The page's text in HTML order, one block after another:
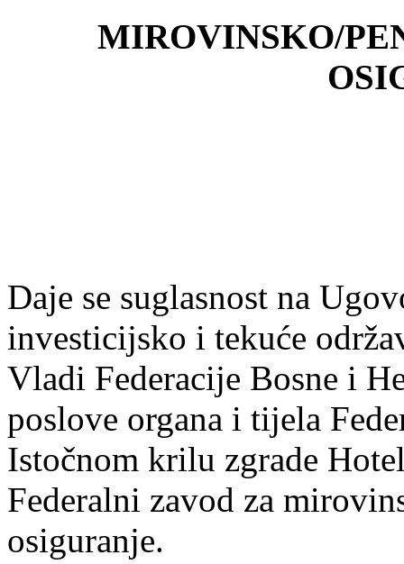
MIROVINSKO/
Daje se suglasnost na
investicijsko i tekuće
Vladi Federacije Bosne i
poslove organa i tijela
Istočnom krilu zgrade
Federalni zavod za
osiguranje.